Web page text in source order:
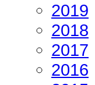
2019
2018
2017
2016